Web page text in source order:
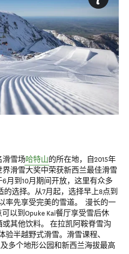
滑雪场哈特山的所在地，自2015年
界滑雪大奖中荣获新西兰最佳滑雪
月到10月期间开放，这里有众多
选择。 从7月起，选择早上8点到
new window)
率先享受完美的雪道。 漫长的一
可以到Opuke Kai餐厅享受雪后休
其他饮料。 在拉凯阿鞍脊雪沟
验半越野式滑雪。滑雪课程、
in new window)
多个地形公园和新西兰海拔最高